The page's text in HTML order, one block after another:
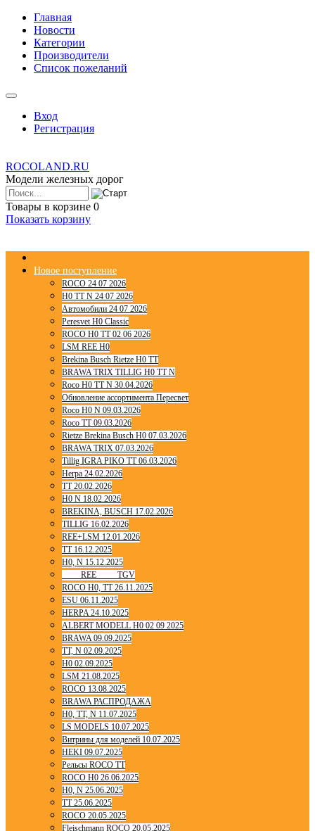
Главная
Новости
Категории
Производители
Список пожеланий
Вход
Регистрация
ROCOLAND.RU
Модели железных дорог
Товары в корзине 0
Показать корзину
Новое поступление
ROCO 24 07 2026
H0 TT N 24 07 2026
Автомобили 24 07 2026
Peresvet H0 Classic
ROCO H0 TT 02 06 2026
LSM REE H0
Brekina Busch Rietze H0 TT
BRAWA TRIX TILLIG H0 TT N
Roco H0 TT N 30.04.2026
Обновление ассортимента Пересвет
Roco H0 N 09.03.2026
Roco TT 09.03.2026
Rietze Brekina Busch H0 07.03.2026
BRAWA TRIX 07.03.2026
Tillig IGRA PIKO TT 06.03.2026
Herpa 24.02.2026
TT 20.02.2026
H0 N 18.02.2026
BREKINA, BUSCH 17.02.2026
TILLIG 16.02.2026
REE+LSM 12.01.2026
TT 16.12.2025
H0, N 15.12.2025
____ REE ____ TGV
ROCO H0, TT 26.11.2025
ESU 06.11.2025
HERPA 24.10.2025
ALBERT MODELL H0 02 09 2025
BRAWA 09.09.2025
TT, N 02.09.2025
H0 02.09.2025
LSM 21.08.2025
ROCO 13.08.2025
BRAWA РАСПРОДАЖА
H0, TT, N 11.07.2025
LS MODELS 10.07.2025
Витрины для моделей 10.07.2025
HEKI 09.07.2025
Рельсы ROCO TT
ROCO H0 26.06.2025
H0, N 25.06.2025
TT 25.06.2025
ROCO 20.05.2025
Fleischmann ROCO 20.05.2025